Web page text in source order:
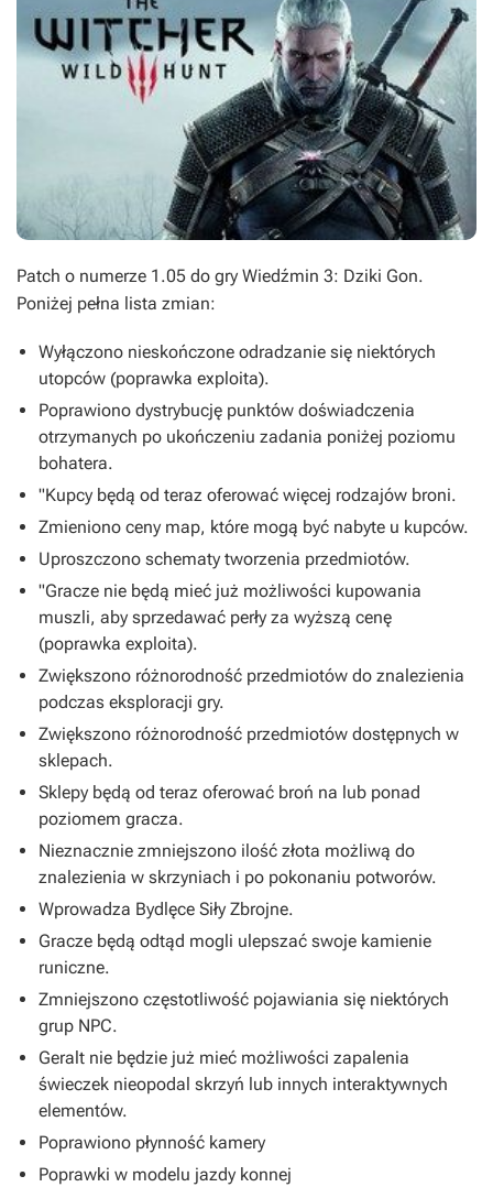
Patch o numerze 1.05 do gry Wiedźmin 3: Dziki Gon.
Poniżej pełna lista zmian:
Wyłączono nieskończone odradzanie się niektórych
utopców (poprawka exploita).
Poprawiono dystrybucję punktów doświadczenia
otrzymanych po ukończeniu zadania poniżej poziomu
bohatera.
"Kupcy będą od teraz oferować więcej rodzajów broni.
Zmieniono ceny map, które mogą być nabyte u kupców.
Uproszczono schematy tworzenia przedmiotów.
"Gracze nie będą mieć już możliwości kupowania
muszli, aby sprzedawać perły za wyższą cenę
(poprawka exploita).
Zwiększono różnorodność przedmiotów do znalezienia
podczas eksploracji gry.
Zwiększono różnorodność przedmiotów dostępnych w
sklepach.
Sklepy będą od teraz oferować broń na lub ponad
poziomem gracza.
Nieznacznie zmniejszono ilość złota możliwą do
znalezienia w skrzyniach i po pokonaniu potworów.
Wprowadza Bydlęce Siły Zbrojne.
Gracze będą odtąd mogli ulepszać swoje kamienie
runiczne.
Zmniejszono częstotliwość pojawiania się niektórych
grup NPC.
Geralt nie będzie już mieć możliwości zapalenia
świeczek nieopodal skrzyń lub innych interaktywnych
elementów.
Poprawiono płynność kamery
Poprawki w modelu jazdy konnej